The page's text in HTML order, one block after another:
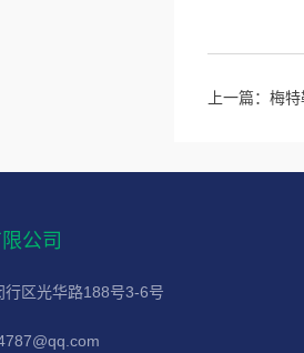
上一篇： 梅
公司
行区光华路188号3-6号